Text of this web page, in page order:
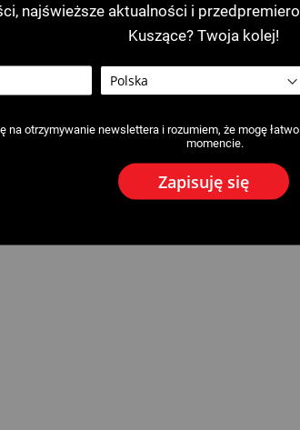
najświeższe aktualności i
Kuszące? Twoja kolej!
na otrzymywanie newslettera i rozumiem, że mogę
momencie.
Zapisuję się